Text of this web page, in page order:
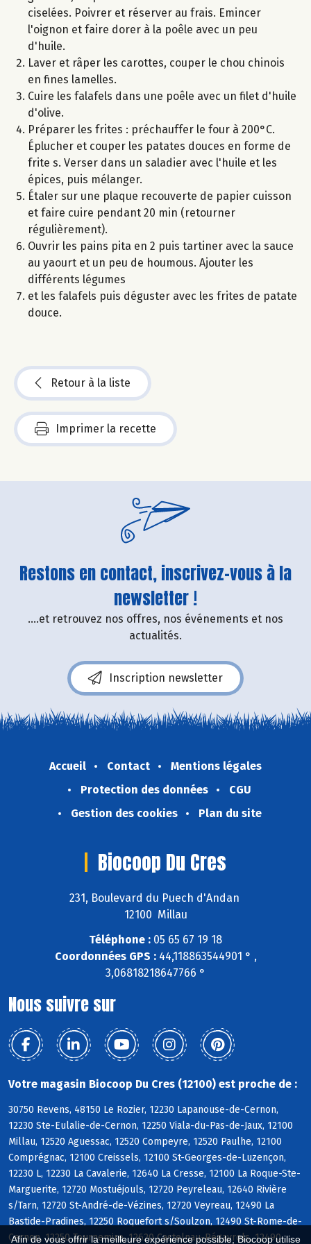
Afin de vous offrir la meilleure expérience possible, Biocoop utilise
ciselées. Poivrer et réserver au frais. Emincer
l'oignon et faire dorer à la poêle avec un peu
d'huile.
Laver et râper les carottes, couper le chou chinois
en fines lamelles.
Cuire les falafels dans une poêle avec un filet d'huile
d'olive.
Préparer les frites : préchauffer le four à 200°C.
Éplucher et couper les patates douces en forme de
frite s. Verser dans un saladier avec l'huile et les
épices, puis mélanger.
Étaler sur une plaque recouverte de papier cuisson
et faire cuire pendant 20 min (retourner
régulièrement).
Ouvrir les pains pita en 2 puis tartiner avec la sauce
au yaourt et un peu de houmous. Ajouter les
différents légumes
et les falafels puis déguster avec les frites de patate
douce.
Retour à la liste
Imprimer la recette
Restons en contact, inscrivez-vous à la
newsletter !
....et retrouvez nos offres, nos événements et nos
actualités.
Inscription newsletter
Accueil Contact
Mentions légales
Protection des données
CGU
Gestion des cookies
Plan du site
Biocoop Du Cres
231, Boulevard du Puech d'Andan
12100 Millau
Téléphone : 05 65 67 19 18
Coordonnées GPS :44,118863544901 ° ,
3,06818218647766 °
Nous suivre sur
Votre magasin Biocoop Du Cres (12100) est proche de :
30750 Revens, 48150 Le Rozier, 12230 Lapanouse-de-Cernon,
12230 Ste-Eulalie-de-Cernon, 12250 Viala-du-Pas-de-Jaux, 12100
Millau, 12520 Aguessac, 12520 Compeyre, 12520 Paulhe, 12100
Comprégnac, 12100 Creissels, 12100 St-Georges-de-Luzençon,
12230 L, 12230 La Cavalerie, 12640 La Cresse, 12100 La Roque-Ste-
Marguerite, 12720 Mostuéjouls, 12720 Peyreleau, 12640 Rivière
s/Tarn, 12720 St-André-de-Vézines, 12720 Veyreau, 12490 La
Bastide-Pradines, 12250 Roquefort s/Soulzon, 12490 St-Rome-de-
Cernon, 12250 Tournemire, 12620 Castelnau-Pégayrols, 12490